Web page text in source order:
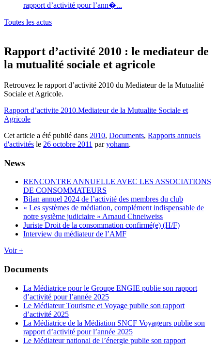
rapport d’activité pour l’ann�...
Toutes les actus
Rapport d’activité 2010 : le mediateur de
la mutualité sociale et agricole
Retrouvez le rapport d’activité 2010 du Mediateur de la Mutualité
Sociale et Agricole.
Rapport d’activite 2010.Mediateur de la Mutualite Sociale et
Agricole
Cet article a été publié dans 2010, Documents, Rapports annuels
d'activités le 26 octobre 2011 paryohann.
News
RENCONTRE ANNUELLE AVEC LES ASSOCIATIONS
DE CONSOMMATEURS
Bilan annuel 2024 de l’activité des membres du club
« Les systèmes de médiation, complément indispensable de
notre système judiciaire » Arnaud Chneiweiss
Juriste Droit de la consommation confirmé(e) (H/F)
Interview du médiateur de l’AMF
Voir +
Documents
La Médiatrice pour le Groupe ENGIE publie son rapport
d’activité pour l’année 2025
Le Médiateur Tourisme et Voyage publie son rapport
d’activité 2025
La Médiatrice de la Médiation SNCF Voyageurs publie son
rapport d’activité pour l’année 2025
Le Médiateur national de l’énergie publie son rapport